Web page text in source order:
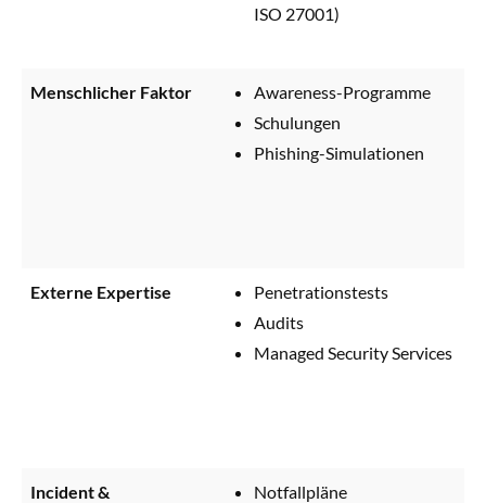
ISO 27001)
Menschlicher Faktor
Awareness-Programme
Schulungen
Phishing-Simulationen
Externe Expertise
Penetrationstests
Audits
Managed Security Services
Incident &
Notfallpläne